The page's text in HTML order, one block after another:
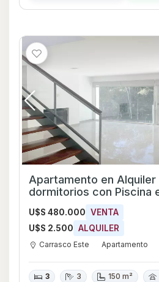
Apartamento en
dormitorios con Piscina en Carrasco
Este, Canelones
U$S 480.000 VENTA
U$S 2.500 ALQUILER
Carrasco Este Apartamento
3 3 150 m²